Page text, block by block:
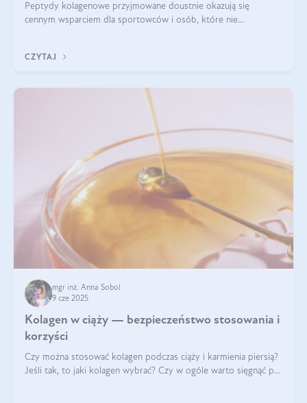
Peptydy kolagenowe przyjmowane doustnie okazują się
cennym wsparciem dla sportowców i osób, które nie
CZYTAJ
mgr inż. Anna Sobol
9 cze 2025
Kolagen w ciąży — bezpieczeństwo stosowania i
korzyści
Czy można stosować kolagen podczas ciąży i karmienia piersią?
Jeśli tak, to jaki kolagen wybrać? Czy w ogóle warto sięgnąć po